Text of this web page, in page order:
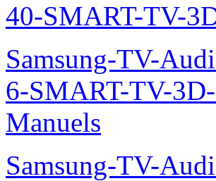
40-SMART-TV-
Samsung-TV-
6-SMART-TV-
Manuels
Samsung-TV-